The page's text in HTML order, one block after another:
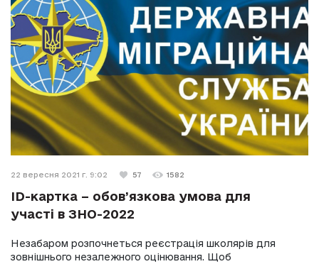
22 вересня 2021 г. 9:02 57 1582
ID-картка – обов’язкова умова для
участі в ЗНО-2022
Незабаром розпочнеться реєстрація школярів для
зовнішнього незалежного оцінювання. Щоб